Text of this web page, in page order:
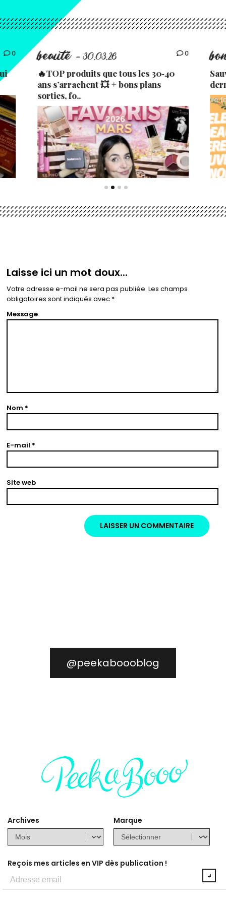
0 beauté - 30.03.26 0
🔥TOP produits que tous les 30‑40
ans s’arrachent 💥 + bons plans
sorties, fo..
Laisse ici un mot doux...
Votre adresse e-mail ne sera pas publiée. Les champs
obligatoires sont indiqués avec *
Message
Nom *
E-mail *
Site web
@peekaboooblog
Archives Marque
Reçois mes articles en VIP dès publication !